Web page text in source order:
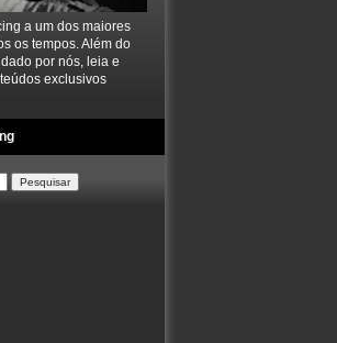
a um dos maiores
os tempos. Além do
por nós, leia e
exclusivos